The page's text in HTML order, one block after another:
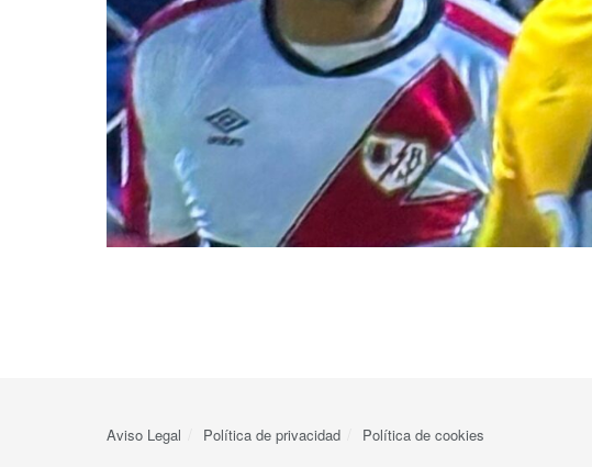
Aviso Legal Política de privacidad Política de cookies